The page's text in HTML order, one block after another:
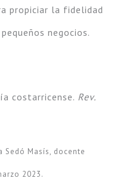
propiciar la fidelidad
negocios.
costarricense. Rev.
Sedó Masís, docente
2023.